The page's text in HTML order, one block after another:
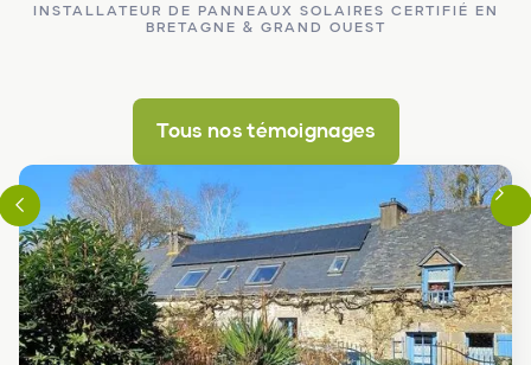
INSTALLATEUR DE PANNEAUX SOLAIRES CERTIFIÉ EN
BRETAGNE & GRAND OUEST
Tous nos témoignages